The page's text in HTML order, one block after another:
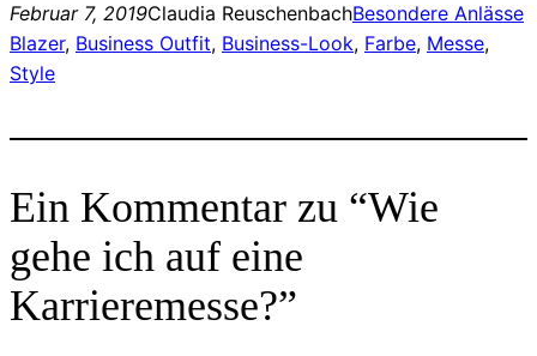
Februar 7, 2019Claudia ReuschenbachBesondere Anlässe
Blazer, Business Outfit, Business-Look, Farbe, Messe
Style
Ein Kommentar zu “Wie
gehe ich auf eine
Karrieremesse?”